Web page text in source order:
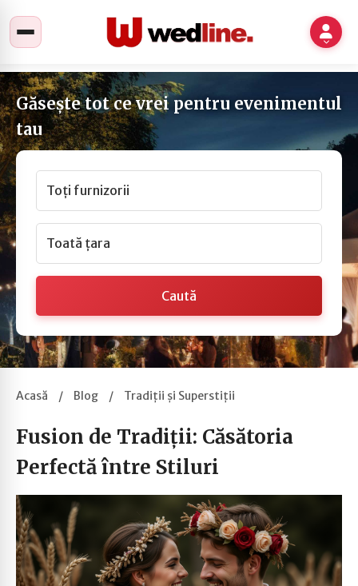
Găsește tot ce vrei pentru evenimentul
tau
Toți furnizorii
Toată țara
Caută
Acasă / Blog / Tradiții și Superstiții
Fusion de Tradiții: Căsătoria
Perfectă între Stiluri